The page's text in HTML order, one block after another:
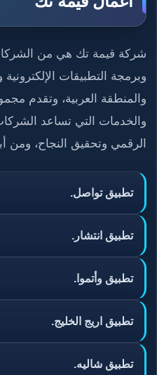
شركة قيمة تك هي من
وبرمجة التطبيقات
والمنطقة العربية، وتقدم
والخدمات التي تساعد
الرقمي وتحقيق النجاح، ومن
تطبيق تواصل.
تطبيق انتشار.
تطبيق وأتموا.
تطبيق اريج الخليج.
تطبيق شاليه.